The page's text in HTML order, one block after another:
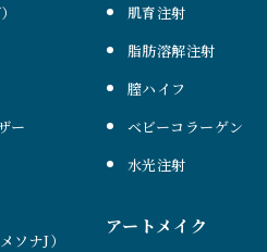
ー
ソナJ）
肌育注射
脂肪溶解注射
膣ハイフ
ベビーコラーゲン
水光注射
アートメイク